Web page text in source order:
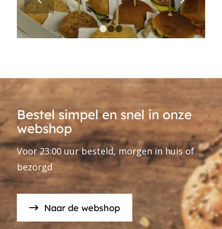
1 2 3
Bestel simpel en snel in onze
webshop
Voor 23:00 uur besteld, morgen in huis of
bezorgd
Naar de webshop